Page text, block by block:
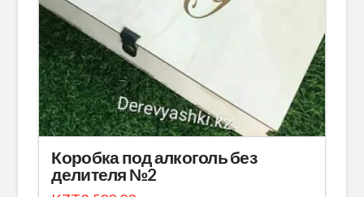
Коробка под алкоголь без
делителя №2